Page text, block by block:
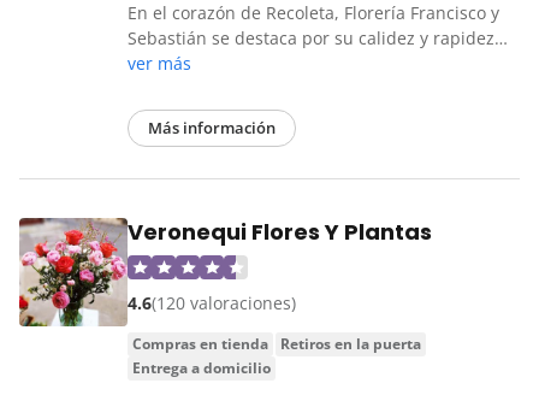
En el corazón de Recoleta, Florería Francisco y
Sebastián se destaca por su calidez y rapidez…
ver más
Más información
Veronequi Flores Y Plantas
4.6(120 valoraciones)
compras en tienda
retiros en la puerta
entrega a domicilio